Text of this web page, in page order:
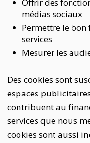
Offrir des
médias sociaux
Permettre le bon
services
Mesurer les
Des cookies sont
espaces
contribuent au
services que nous
cookies sont aussi